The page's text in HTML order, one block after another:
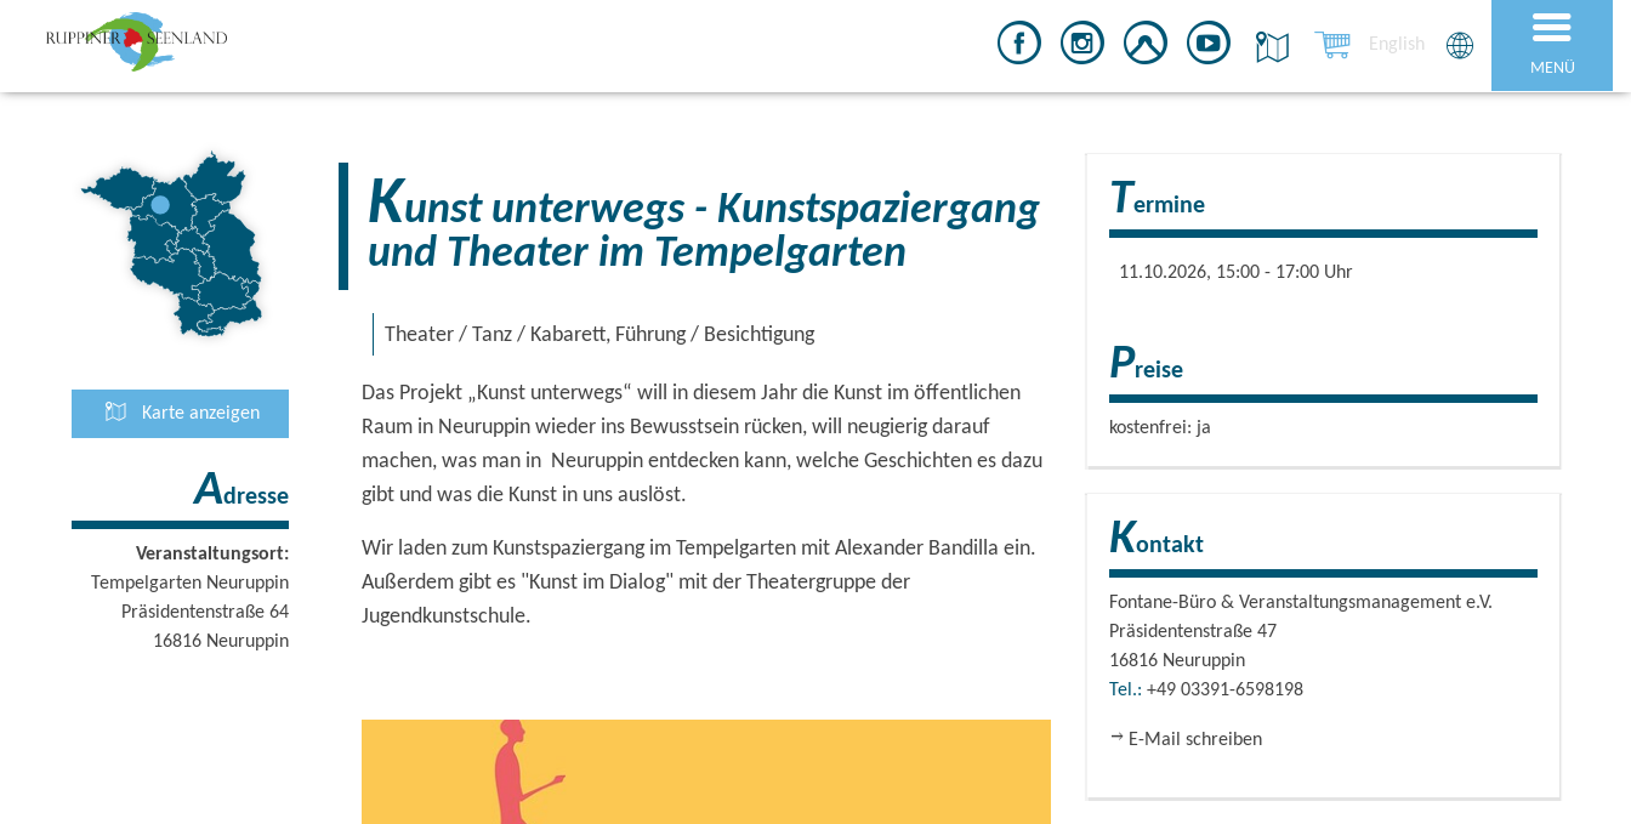
MENÜ
English
Karte anzeigen
Adresse
Veranstaltungsort:
Tempelgarten Neuruppin
Präsidentenstraße 64
16816 Neuruppin
Kunst unterwegs - Kunstspaziergang
und Theater im Tempelgarten
Theater / Tanz / Kabarett, Führung / Besichtigung
Das Projekt „Kunst unterwegs“ will in diesem Jahr die Kunst im öffentlichen
Raum in Neuruppin wieder ins Bewusstsein rücken, will neugierig darauf
machen, was man in Neuruppin entdecken kann, welche Geschichten es dazu
gibt und was die Kunst in uns auslöst.
Wir laden zum Kunstspaziergang im Tempelgarten mit Alexander Bandilla ein.
Außerdem gibt es "Kunst im Dialog" mit der Theatergruppe der
Jugendkunstschule.
Termine
11.10.2026, 15:00 - 17:00 Uhr
Preise
kostenfrei: ja
Kontakt
Fontane-Büro & Veranstaltungsmanagement e.V.
Präsidentenstraße 47
16816 Neuruppin
Tel.:+49 03391-6598198
E-Mail schreiben